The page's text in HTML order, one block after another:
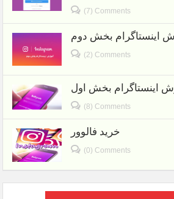
(7) Comments
اینستاگرام بخش دوم
(2) Comments
اینستاگرام بخش اول
(8) Comments
خرید فالوور
(0) Comments